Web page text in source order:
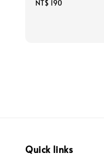
Regular
NT$ 190
Quick links